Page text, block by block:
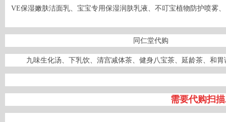
VE保湿嫩肤洁面乳、宝宝专用保湿润肤乳液、不叮宝植物防护喷雾
同
九味生化汤、下乳饮、清宫减体茶、健身八宝茶、延龄茶、和
需要代购扫